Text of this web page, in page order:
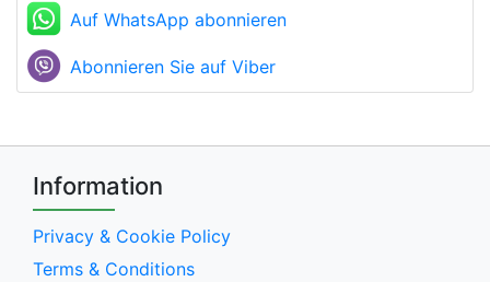
Auf WhatsApp abonnieren
Abonnieren Sie auf Viber
Information
Privacy & Cookie Policy
Terms & Conditions